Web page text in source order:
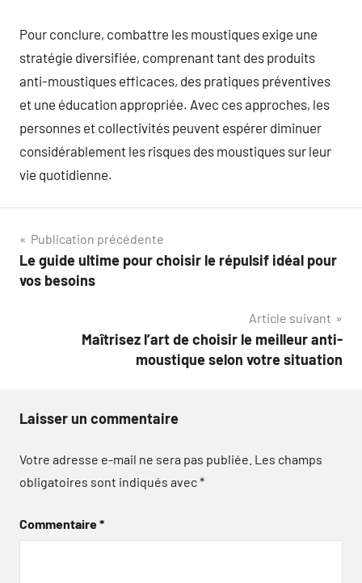
Pour conclure, combattre les moustiques exige une
stratégie diversifiée, comprenant tant des produits
anti-moustiques efficaces, des pratiques préventives
et une éducation appropriée. Avec ces approches, les
personnes et collectivités peuvent espérer diminuer
considérablement les risques des moustiques sur leur
vie quotidienne.
Navigation
de
Publication précédente
Le guide ultime pour choisir le répulsif idéal pour
vos besoins
Article suivant
Maîtrisez l’art de choisir le meilleur anti-
moustique selon votre situation
Laisser un commentaire
Votre adresse e-mail ne sera pas publiée. Les champs
obligatoires sont indiqués avec*
Commentaire*